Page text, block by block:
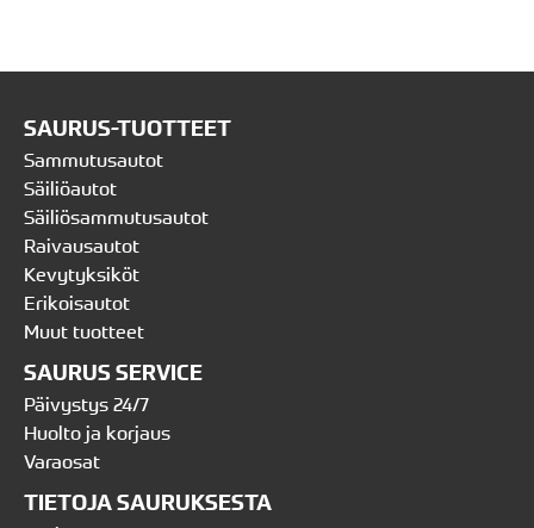
SAURUS-TUOTTEET
Sammutusautot
Säiliöautot
Säiliösammutusautot
Raivausautot
Kevytyksiköt
Erikoisautot
Muut tuotteet
SAURUS SERVICE
Päivystys 24/7
Huolto ja korjaus
Varaosat
TIETOJA SAURUKSESTA